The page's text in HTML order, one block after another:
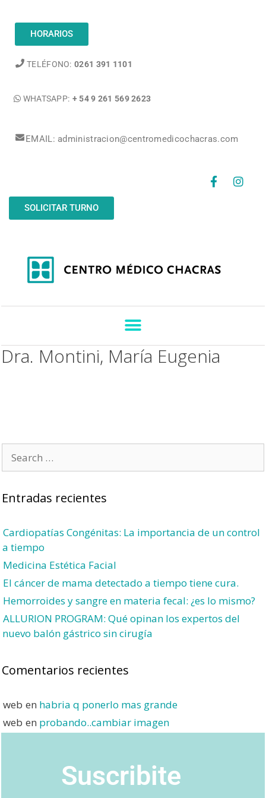
HORARIOS
TELÉFONO: 0261 391 1101
WHATSAPP: + 54 9 261 569 2623
EMAIL: administracion@centromedicochacras.com
SOLICITAR TURNO
Dra. Montini, María Eugenia
Entradas recientes
Cardiopatías Congénitas: La importancia de un control
a tiempo
Medicina Estética Facial
El cáncer de mama detectado a tiempo tiene cura.
Hemorroides y sangre en materia fecal: ¿es lo mismo?
ALLURION PROGRAM: Qué opinan los expertos del
nuevo balón gástrico sin cirugía
Comentarios recientes
web en habria q ponerlo mas grande
web en probando..cambiar imagen
Suscribite